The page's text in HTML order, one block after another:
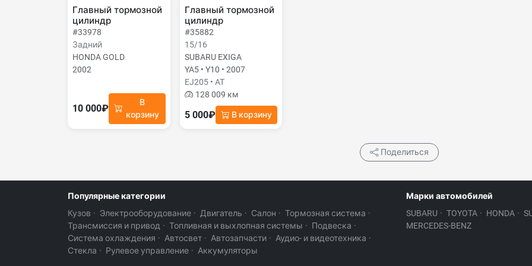
Главный тормозной
цилиндр
#33978
Задний
HONDA GOLD
2002
10 000₽
В
корзину
Главный тормозной
цилиндр
#35882
15/16
SUBARU EXIGA
YA5 • Y10 • 2007
EJ205 • AT
128 009 км
5 000₽ В корзину
Поделиться
Популярные категории
Кузов · Электрооборудование · Двигатель · Салон · Тормозная система ·
Трансмиссия и привод · Топливная и выхлопная системы · Подвеска ·
Система охлаждения · Автосвет · Автозапчасти · Аудио- и видеотехника ·
Стекла · Рулевое управление · Аккумуляторы
Марки автомобилей
SUBARU · TOYOTA · HONDA ·
MERCEDES-BENZ